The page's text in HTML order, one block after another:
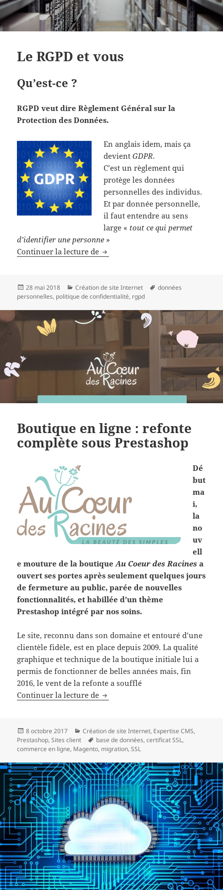
Le RGPD et vous
Qu’est-ce ?
RGPD veut dire Règlement Général sur la
Protection des Données.
En anglais idem, mais ça
devientGDPR.
C’est un règlement qui
protège les données
personnelles des individus.
Et par donnée personnelle,
il faut entendre au sens
large « tout ce qui permet
d’identifier une personne »
Continuer la lecture de Le RGPD et vous
Publié
le
28 mai 2018 Catégories
Création de site Internet
Mots-
données
personnelles, politique de confidentialité, rgpd
Boutique en ligne : refonte
complète sous Prestashop
Dé
but
ma
i,
la
no
uv
ell
e mouture de la boutiqueAu Coeur des Racines a
ouvert ses portes après seulement quelques jours
de fermeture au public, parée de nouvelles
fonctionnalités, et habillée d’un thème
Prestashop intégré par nos soins.
Le site, reconnu dans son domaine et entouré d’une
clientèle fidèle, est en place depuis 2009. La qualité
graphique et technique de la boutique initiale lui a
permis de fonctionner de belles années mais, fin
2016, le vent de la refonte a soufflé
Continuer la lecture de Boutique en ligne : refonte
Publié
le
8 octobre 2017 Catégories
Création de site Internet, Expertise CMS,
Prestashop,Sites client
Mots-
clés
base de données,certificat SSL,
commerce en ligne, Magento, migration,SSL